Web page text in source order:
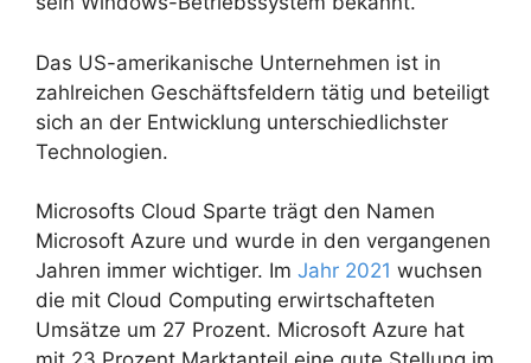
Das US-amerikanische Unternehmen ist in
zahlreichen Geschäftsfeldern tätig und beteiligt
sich an der Entwicklung unterschiedlichster
Technologien.
Microsofts Cloud Sparte trägt den Namen
Microsoft Azure und wurde in den vergangenen
Jahren immer wichtiger. Im Jahr 2021 wuchsen
die mit Cloud Computing erwirtschafteten
Umsätze um 27 Prozent. Microsoft Azure hat